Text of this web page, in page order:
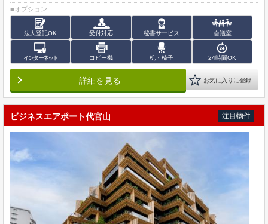
■オプション
法人登記OK 受付対応 秘書サービス 会議室
インターネット コピー機 机・椅子 24時間OK
詳細を見る お気に入りに登録
ビジネスエアポート代官山 注目物件